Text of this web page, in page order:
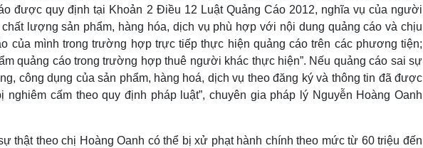
được quy định tại Khoản 2 Điều 12 Luật Quảng Cáo 2012, nghĩa vụ của người
lượng sản phẩm, hàng hóa, dịch vụ phù hợp với nội dung quảng cáo và chịu
của mình trong trường hợp trực tiếp thực hiện quảng cáo trên các phương tiện;
quảng cáo trong trường hợp thuê người khác thực hiện”. Nếu quảng cáo sai sự
công dụng của sản phẩm, hàng hoá, dịch vụ theo đăng ký và thông tin đã được
cấm theo quy định pháp luật”, chuyên gia pháp lý Nguyễn Hoàng Oanh
thật theo chị Hoàng Oanh có thể bị xử phạt hành chính theo mức từ 60 triệu đến